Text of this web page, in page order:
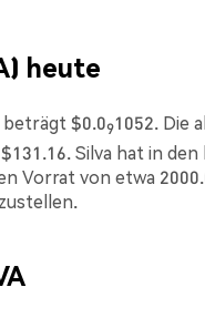
heute
beträgt $0.091052. Die
Silva hat in
Vorrat von etwa